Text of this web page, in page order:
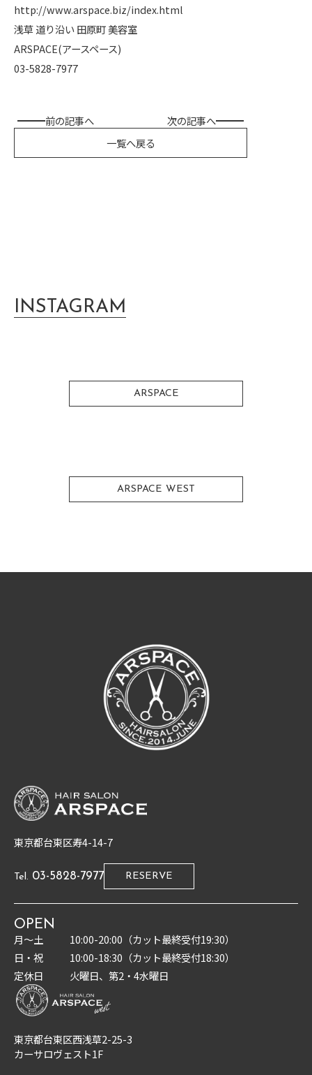
http://www.arspace.biz/index.html
浅草 道り沿い 田原町 美容室
ARSPACE(アースペース)
03-5828-7977
前の記事へ
一覧へ戻る
次の記事へ
INSTAGRAM
ARSPACE
ARSPACE WEST
東京都台東区寿4-14-7
Tel. 03-5828-7977 RESERVE
OPEN
月〜土
10:00-20:00（カット最終受付19:30）
日・祝
10:00-18:30（カット最終受付18:30）
定休日
火曜日、第2・4水曜日
東京都台東区西浅草2-25-3
カーサロヴェスト1F